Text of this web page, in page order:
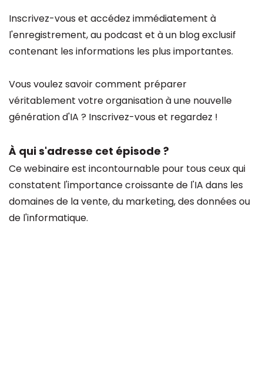
Inscrivez-vous et accédez immédiatement à
l'enregistrement, au podcast et à un blog exclusif
contenant les informations les plus importantes.
Vous voulez savoir comment préparer
véritablement votre organisation à une nouvelle
génération d'IA ? Inscrivez-vous et regardez !
À qui s'adresse cet épisode ?
Ce webinaire est incontournable pour tous ceux qui
constatent l'importance croissante de l'IA dans les
domaines de la vente, du marketing, des données ou
de l'informatique.